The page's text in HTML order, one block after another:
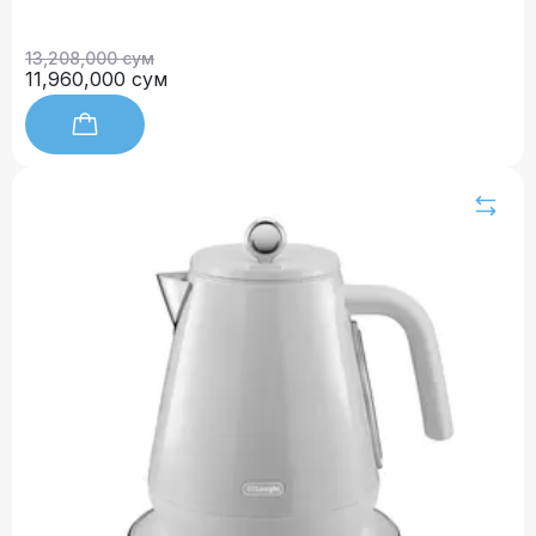
13,208,000 сум
11,960,000 сум